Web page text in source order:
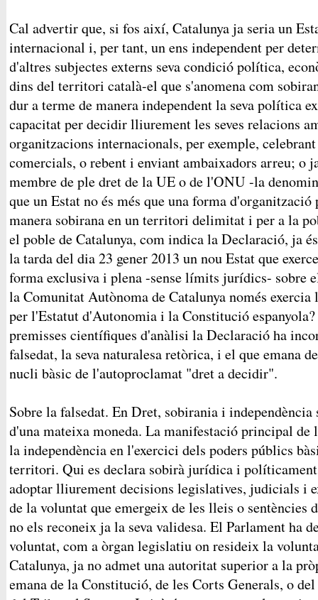
Cal advertir que, si fos així, Catalunya ja seria un
internacional i, per tant, un ens independent per
d'altres subjectes externs seva condició política,
dins del territori català-el que s'anomena com
dur a terme de manera independent la seva política
capacitat per decidir lliurement les seves relacions
organitzacions internacionals, per exemple,
comercials, o rebent i enviant ambaixadors arreu; o
membre de ple dret de la UE o de l'ONU -la
que un Estat no és més que una forma
manera sobirana en un territori delimitat i per a la
el poble de Catalunya, com indica la Declaració, ja
la tarda del dia 23 gener 2013 un nou Estat que
forma exclusiva i plena -sense límits jurídics- sobre
la Comunitat Autònoma de Catalunya només
per l'Estatut d'Autonomia i la Constitució espanyola?
premisses científiques d'anàlisi la Declaració ha
falsedat, la seva naturalesa retòrica, i el que emana
nucli bàsic de l'autoproclamat "dret a decidir".
Sobre la falsedat. En Dret, sobirania i independència
d'una mateixa moneda. La manifestació principal
la independència en l'exercici dels poders públics
territori. Qui es declara sobirà jurídica i
adoptar lliurement decisions legislatives, judicials i
de la voluntat que emergeix de les lleis o sentències
no els reconeix ja la seva validesa. El Parlament ha
voluntat, com a òrgan legislatiu on resideix la
Catalunya, ja no admet una autoritat superior a la
emana de la Constitució, de les Corts Generals, o